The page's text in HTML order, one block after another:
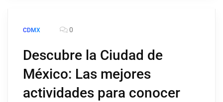
CDMX 0
Descubre la Ciudad de
México: Las mejores
actividades para conocer